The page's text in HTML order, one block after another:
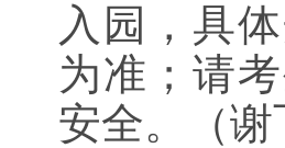
入园，具
为准；请
安全。（谢